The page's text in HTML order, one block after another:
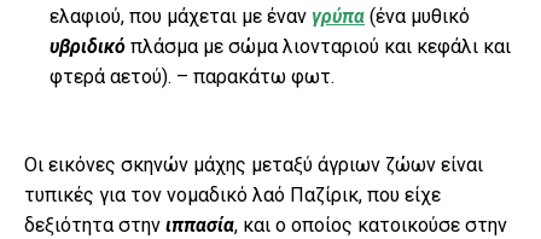
ελαφιού, που μάχεται με έναν γρύπα (ένα μυθικό
υβριδικό πλάσμα με σώμα λιονταριού και κεφάλι και
φτερά αετού). – παρακάτω φωτ.
Οι εικόνες σκηνών μάχης μεταξύ άγριων ζώων είναι
τυπικές για τον νομαδικό λαό Παζίρικ, που είχε
δεξιότητα στην ιππασία, και ο οποίος κατοικούσε στην